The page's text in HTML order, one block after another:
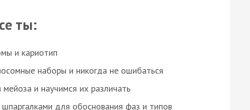
ты:
и кариотип
наборы и никогда не ошибаться
и научимся их различать
для обоснования фаз и типов